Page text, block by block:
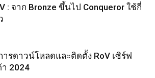
: จาก Bronze ขึ้นไป Conqueror ใช้กี่
ารดาวน์โหลดและติดตั้ง RoV เซิร์ฟ
า 2024